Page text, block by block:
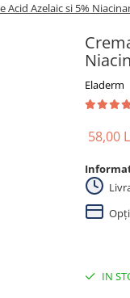
Azelaic si 5%
Eladerm
58,00
IN